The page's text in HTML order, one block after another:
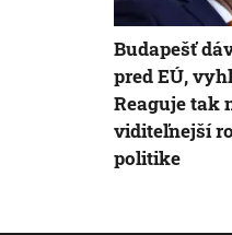
Budapešť
pred EÚ,
Reaguje tak
viditeľnejší
politike